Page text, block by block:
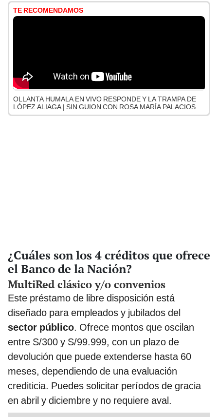
TE RECOMENDAMOS
OLLANTA HUMALA EN VIVO RESPONDE Y LA TRAMPA DE
LÓPEZ ALIAGA | SIN GUION CON ROSA MARÍA PALACIOS
¿Cuáles son los 4 créditos que ofrece
el Banco de la Nación?
MultiRed clásico y/o convenios
Este préstamo de libre disposición está
diseñado para empleados y jubilados del
sector público. Ofrece montos que oscilan
entre S/300 y S/99.999, con un plazo de
devolución que puede extenderse hasta 60
meses, dependiendo de una evaluación
crediticia. Puedes solicitar períodos de gracia
en abril y diciembre y no requiere aval.